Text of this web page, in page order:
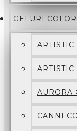
GELURI COLOR
AURORA
CANNI